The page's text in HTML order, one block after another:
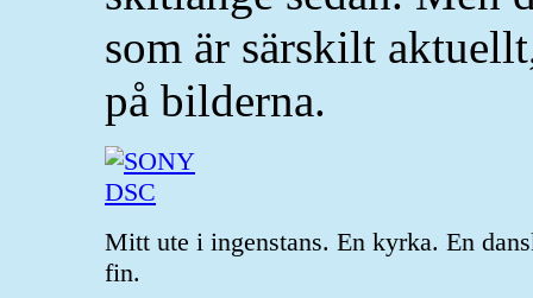
som är särskilt
på bilderna.
Mitt ute i ingenstans. En kyrka. En
fin.